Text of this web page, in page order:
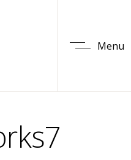
Menu